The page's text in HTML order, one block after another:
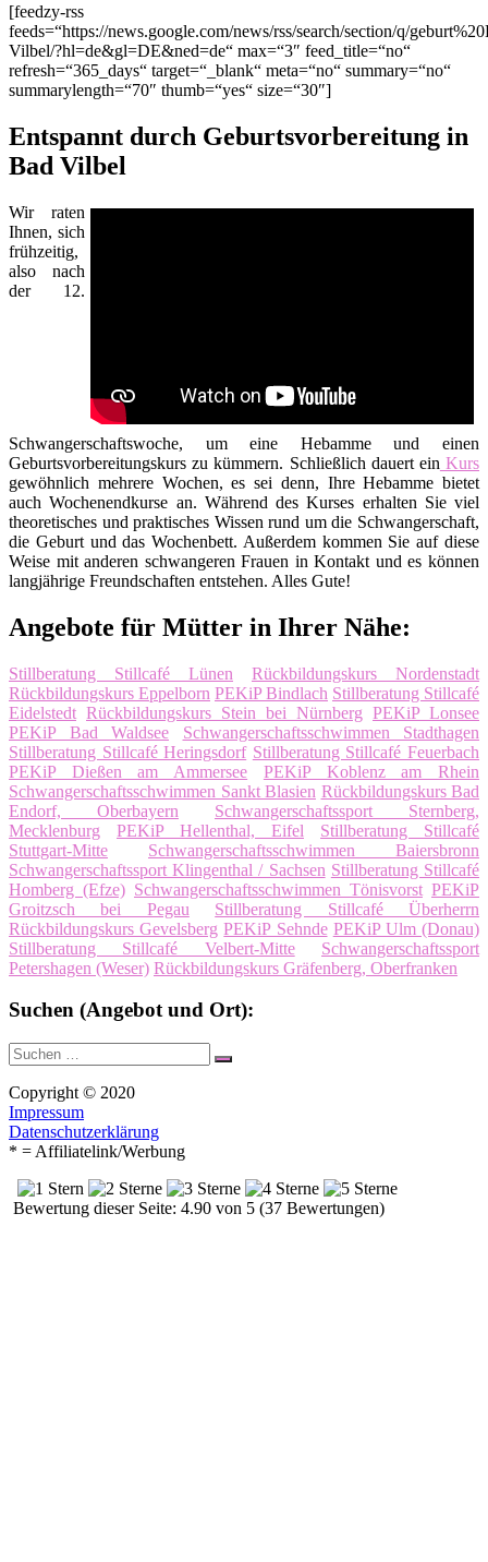
[feedzy-rss
feeds=“https://news.google.com/news/rss/search/section/q/
Vilbel/?hl=de&gl=DE&ned=de“ max=“3″ feed_title=“no“
refresh=“365_days“ target=“_blank“ meta=“no“ summary=“no“
summarylength=“70″ thumb=“yes“ size=“30″]
Entspannt durch Geburtsvorbereitung in
Bad Vilbel
Wir raten
Ihnen, sich
frühzeitig,
also nach
der 12.
Schwangerschaftswoche, um eine Hebamme und einen
Geburtsvorbereitungskurs zu kümmern. Schließlich dauert ein Kurs
gewöhnlich mehrere Wochen, es sei denn, Ihre Hebamme bietet
auch Wochenendkurse an. Während des Kurses erhalten Sie viel
theoretisches und praktisches Wissen rund um die Schwangerschaft,
die Geburt und das Wochenbett. Außerdem kommen Sie auf diese
Weise mit anderen schwangeren Frauen in Kontakt und es können
langjährige Freundschaften entstehen. Alles Gute!
Angebote für Mütter in Ihrer Nähe:
Stillberatung Stillcafé Lünen
Rückbildungskurs Nordenstadt
Rückbildungskurs Eppelborn PEKiP Bindlach Stillberatung Stillcafé
Eidelstedt Rückbildungskurs Stein bei Nürnberg PEKiP Lonsee
PEKiP Bad Waldsee
Schwangerschaftsschwimmen Stadthagen
Stillberatung Stillcafé Heringsdorf Stillberatung Stillcafé Feuerbach
PEKiP Dießen am Ammersee
PEKiP Koblenz am Rhein
Schwangerschaftsschwimmen Sankt Blasien Rückbildungskurs Bad
Endorf, Oberbayern
Schwangerschaftssport Sternberg,
Mecklenburg
PEKiP Hellenthal, Eifel
Stillberatung Stillcafé
Stuttgart-Mitte
Schwangerschaftsschwimmen Baiersbronn
Schwangerschaftssport Klingenthal / Sachsen Stillberatung Stillcafé
Homberg (Efze) Schwangerschaftsschwimmen Tönisvorst PEKiP
Groitzsch bei Pegau
Stillberatung Stillcafé Überherrn
Rückbildungskurs Gevelsberg PEKiP Sehnde PEKiP Ulm (Donau)
Stillberatung Stillcafé Velbert-Mitte
Schwangerschaftssport
Petershagen (Weser) Rückbildungskurs Gräfenberg, Oberfranken
Suchen (Angebot und Ort):
Suche
nach:
Suchen
Copyright © 2020
Impressum
Datenschutzerklärung
* = Affiliatelink/Werbung
Bewertung dieser Seite: 4.90 von 5 (37 Bewertungen)